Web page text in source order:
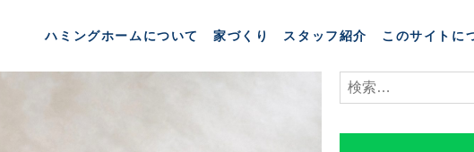
ハミングホームについて 家づくり スタッフ紹介 このサイトに
検
索: